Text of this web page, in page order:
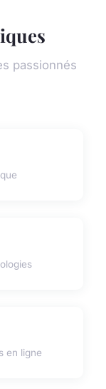
passionnés
en ligne